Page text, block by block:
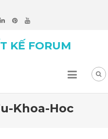
KẾ FORUM
Khoa-Hoc